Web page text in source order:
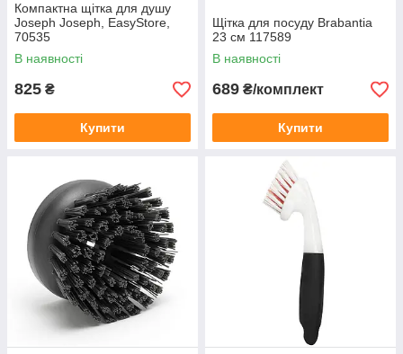
Компактна щітка для душу
Joseph Joseph, EasyStore,
70535
В наявності
825 ₴
Купити
Щітка для посуду Brabantia
23 см 117589
В наявності
689 ₴/комплект
Купити